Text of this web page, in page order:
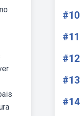
#10
#11
#12
#13
#14